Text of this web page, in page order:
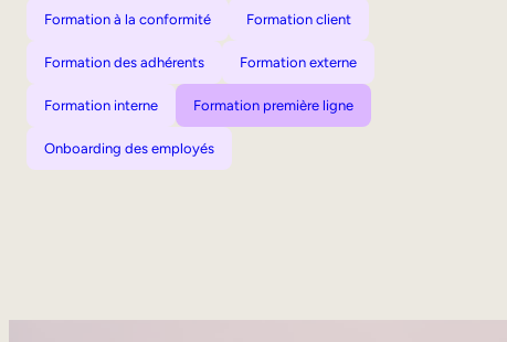
Formation à la conformité Formation client
Formation des adhérents Formation externe
Formation interne Formation première ligne
Onboarding des employés